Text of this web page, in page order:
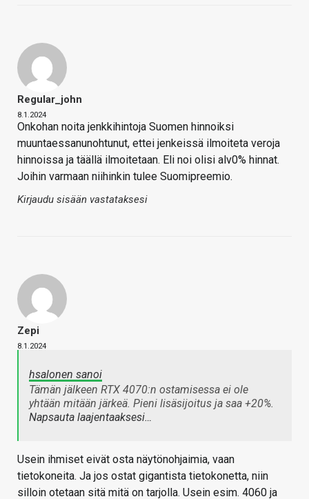
Regular_john
8.1.2024
Onkohan noita jenkkihintoja Suomen hinnoiksi
muuntaessanunohtunut, ettei jenkeissä ilmoiteta veroja
hinnoissa ja täällä ilmoitetaan. Eli noi olisi alv0% hinnat.
Joihin varmaan niihinkin tulee Suomipreemio.
Kirjaudu sisään vastataksesi
Zepi
8.1.2024
hsalonen sanoi
Tämän jälkeen RTX 4070:n ostamisessa ei ole
yhtään mitään järkeä. Pieni lisäsijoitus ja saa +20%.
Napsauta laajentaaksesi…
Usein ihmiset eivät osta näytönohjaimia, vaan
tietokoneita. Ja jos ostat gigantista tietokonetta, niin
silloin otetaan sitä mitä on tarjolla. Usein esim. 4060 ja